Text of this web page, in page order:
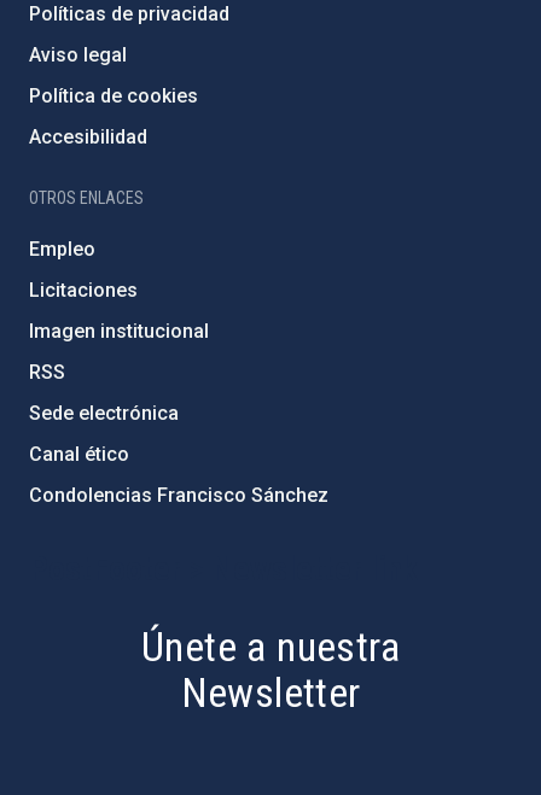
Políticas de privacidad
Aviso legal
Política de cookies
Accesibilidad
OTROS ENLACES
Empleo
Licitaciones
Imagen institucional
RSS
Sede electrónica
Canal ético
Condolencias Francisco Sánchez
Únete a nuestra
Newsletter